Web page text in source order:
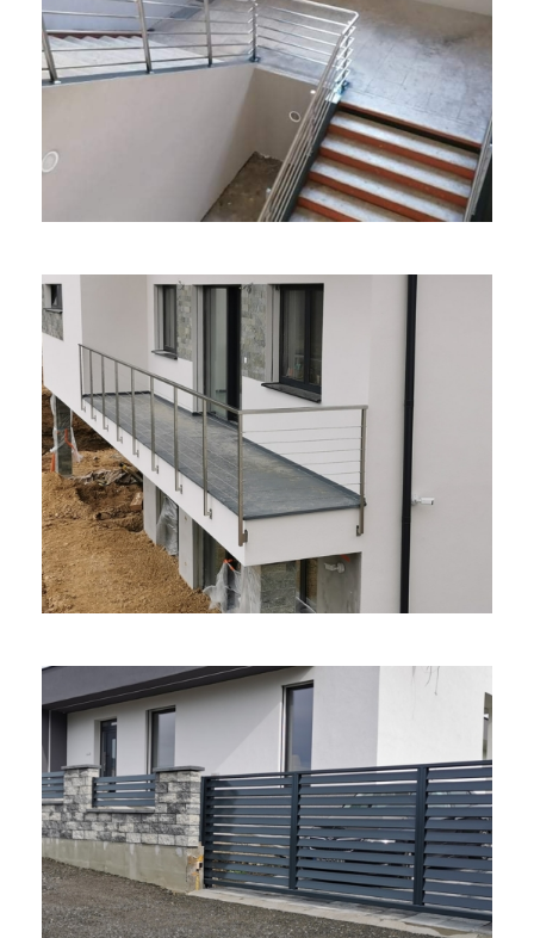
Svidník – Nerezové Zábradlie
Trenčín – Zábradlie S Lankovou Výplňou
Zámočnícke práce
Prešov – Lamelový Plot A Brána
Zámočnícke práce